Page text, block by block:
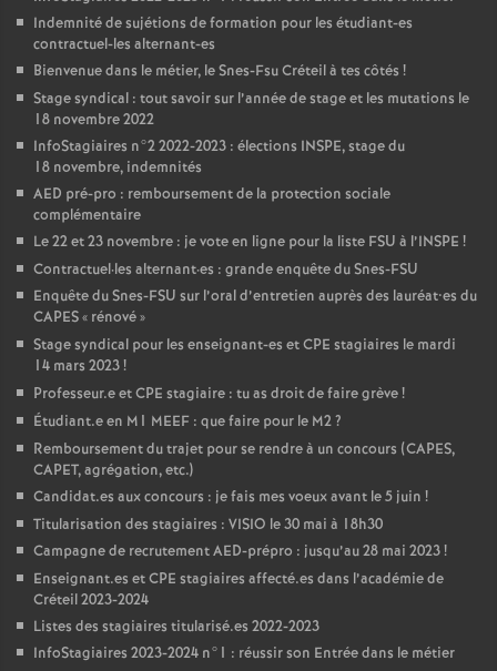
Indemnité de sujétions de formation pour les étudiant-es
contractuel-les alternant-es
Bienvenue dans le métier, le Snes-Fsu Créteil à tes côtés !
Stage syndical : tout savoir sur l’année de stage et les mutations le
18 novembre 2022
InfoStagiaires n°2 2022-2023 : élections INSPE, stage du
18 novembre, indemnités
AED pré-pro : remboursement de la protection sociale
complémentaire
Le 22 et 23 novembre : je vote en ligne pour la liste FSU à l’INSPE !
Contractuel·les alternant·es : grande enquête du Snes-FSU
Enquête du Snes-FSU sur l’oral d’entretien auprès des lauréat•es du
CAPES« rénové»
Stage syndical pour les enseignant-es etCPE stagiaires le mardi
14 mars 2023!
Professeur.e etCPE stagiaire : tu as droit de faire grève!
Étudiant.e en M1 MEEF : que faire pour le M2?
Remboursement du trajet pour se rendre à un concours (CAPES,
CAPET, agrégation, etc.)
Candidat.es aux concours : je fais mes voeux avant le 5 juin !
Titularisation des stagiaires : VISIO le 30 mai à 18h30
Campagne de recrutementAED-prépro : jusqu’au 28 mai 2023!
Enseignant.es etCPE stagiaires affecté.es dans l’académie de
Créteil 2023-2024
Listes des stagiaires titularisé.es 2022-2023
InfoStagiaires 2023-2024 n°1 : réussir son Entrée dans le métier